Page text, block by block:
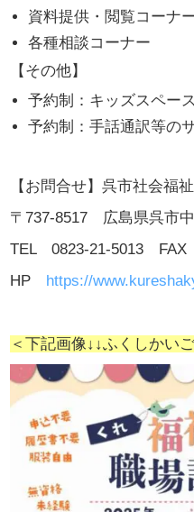
資料提供・閲覧コーナ
各種相談コーナー
【その他】
予約制：キッズスペー
予約制：手話通訳等の
【お問合せ】呉市社会福
〒737-8517 広島県呉市
TEL 0823-21-5013 FAX
HP https://
＜下記画像↓↓ふくしかい